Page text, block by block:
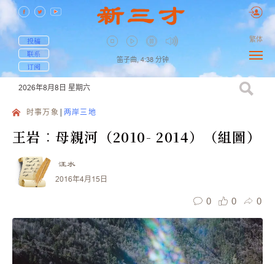
投稿
联系
订阅
笛子曲, 4:38 分钟
繁体
2026年8月8日 星期六
时事万象 两岸三地
王岩︰母親河（2010- 2014）（組圖）
汪水
2016年4月15日
0 0 0